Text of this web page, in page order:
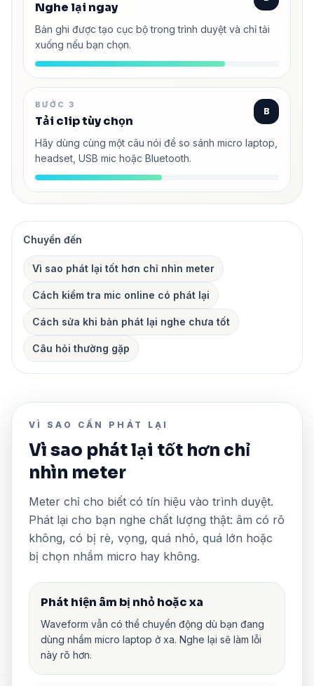
Nghe lại ngay
Bản ghi được tạo cục bộ trong trình duyệt và chỉ tải
xuống nếu bạn chọn.
BƯỚC 3
Tải clip tùy chọn
B
Hãy dùng cùng một câu nói để so sánh micro laptop,
headset, USB mic hoặc Bluetooth.
Chuyển đến
Vì sao phát lại tốt hơn chỉ nhìn meter
Cách kiểm tra mic online có phát lại
Cách sửa khi bản phát lại nghe chưa tốt
Câu hỏi thường gặp
VÌ SAO CẦN PHÁT LẠI
Vì sao phát lại tốt hơn chỉ
nhìn meter
Meter chỉ cho biết có tín hiệu vào trình duyệt.
Phát lại cho bạn nghe chất lượng thật: âm có rõ
không, có bị rè, vọng, quá nhỏ, quá lớn hoặc
bị chọn nhầm micro hay không.
Phát hiện âm bị nhỏ hoặc xa
Waveform vẫn có thể chuyển động dù bạn đang
dùng nhầm micro laptop ở xa. Nghe lại sẽ làm lỗi
này rõ hơn.